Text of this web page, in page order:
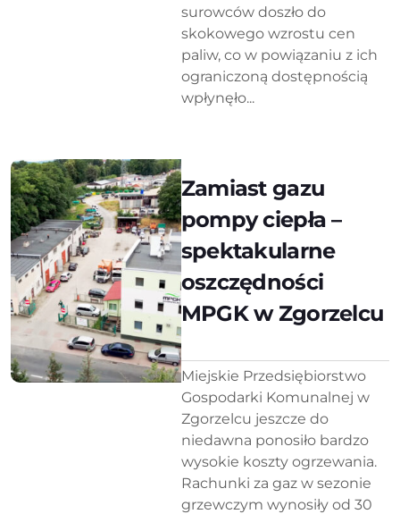
surowców doszło do
skokowego wzrostu cen
paliw, co w powiązaniu z ich
ograniczoną dostępnością
wpłynęło...
Zamiast gazu
pompy ciepła –
spektakularne
oszczędności
MPGK w Zgorzelcu
Miejskie Przedsiębiorstwo
Gospodarki Komunalnej w
Zgorzelcu jeszcze do
niedawna ponosiło bardzo
wysokie koszty ogrzewania.
Rachunki za gaz w sezonie
grzewczym wynosiły od 30